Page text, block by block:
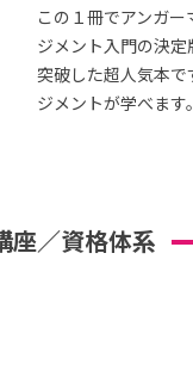
この１冊でアンガ
ジメント入門の決
突破した超人気本
ジメントが学べます。
座／資格体系